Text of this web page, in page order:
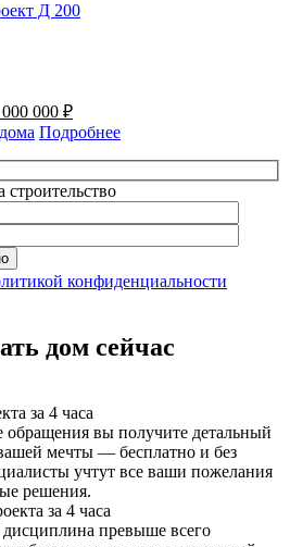
₽.
000 000 ₽Текущая
цена:
11
000
000 ₽.
Подробнее
конфиденциальности
дом сейчас
за 4 часа
обращения вы получите детальный
мечты — бесплатно и без
учтут все ваши пожелания
решения.
превыше всего